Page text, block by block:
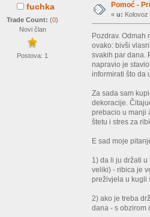
fuchka
Trade Count:(0)
Novi član
Postova: 1
Pomoć -
«u: Kolovoz
Pozdrav.
ovako: bivši
svakih par dana.
napravio je
informirati što da
Za sada sam
dekoracije.
prebacio u manji
štetu i stres za
E sad moje
1) da li ju držati
veliki) - ribica je
preživjela u kugli
2) ako je treba
dana - s obzirom